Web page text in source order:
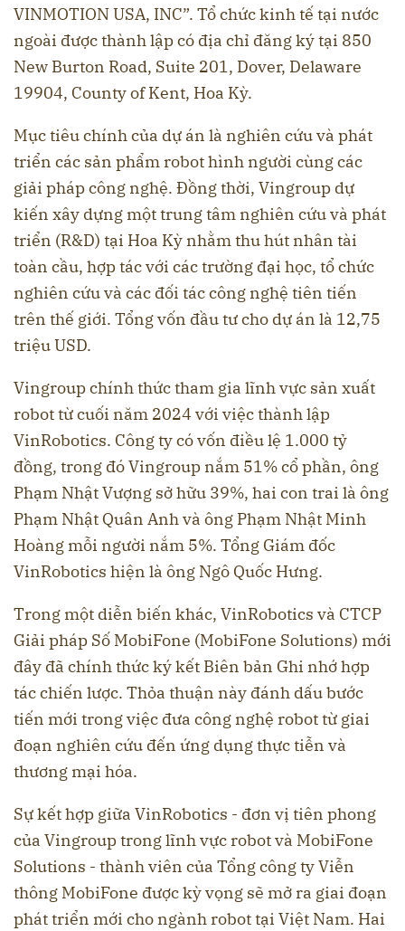
VINMOTION USA, INC”. Tổ chức kinh tế tại nước
ngoài được thành lập có địa chỉ đăng ký tại 850
New Burton Road, Suite 201, Dover, Delaware
19904, County of Kent, Hoa Kỳ.
Mục tiêu chính của dự án là nghiên cứu và phát
triển các sản phẩm robot hình người cùng các
giải pháp công nghệ. Đồng thời, Vingroup dự
kiến xây dựng một trung tâm nghiên cứu và phát
triển (R&D) tại Hoa Kỳ nhằm thu hút nhân tài
toàn cầu, hợp tác với các trường đại học, tổ chức
nghiên cứu và các đối tác công nghệ tiên tiến
trên thế giới. Tổng vốn đầu tư cho dự án là 12,75
triệu USD.
Vingroup chính thức tham gia lĩnh vực sản xuất
robot từ cuối năm 2024 với việc thành lập
VinRobotics. Công ty có vốn điều lệ 1.000 tỷ
đồng, trong đó Vingroup nắm 51% cổ phần, ông
Phạm Nhật Vượng sở hữu 39%, hai con trai là ông
Phạm Nhật Quân Anh và ông Phạm Nhật Minh
Hoàng mỗi người nắm 5%. Tổng Giám đốc
VinRobotics hiện là ông Ngô Quốc Hưng.
Trong một diễn biến khác, VinRobotics và CTCP
Giải pháp Số MobiFone (MobiFone Solutions) mới
đây đã chính thức ký kết Biên bản Ghi nhớ hợp
tác chiến lược. Thỏa thuận này đánh dấu bước
tiến mới trong việc đưa công nghệ robot từ giai
đoạn nghiên cứu đến ứng dụng thực tiễn và
thương mại hóa.
Sự kết hợp giữa VinRobotics - đơn vị tiên phong
của Vingroup trong lĩnh vực robot và MobiFone
Solutions - thành viên của Tổng công ty Viễn
thông MobiFone được kỳ vọng sẽ mở ra giai đoạn
phát triển mới cho ngành robot tại Việt Nam. Hai